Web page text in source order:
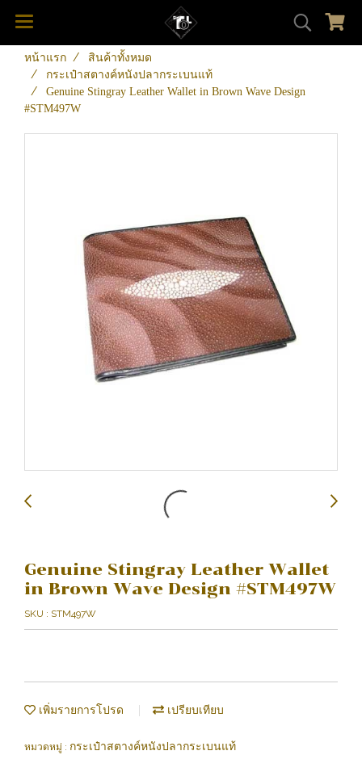
หน้าแรก
สินค้าทั้งหมด
กระเป๋าสตางค์หนังปลากระเบนแท้
Genuine Stingray Leather Wallet in Brown Wave Design
#STM497W
Genuine Stingray Leather Wallet
in Brown Wave Design #STM497W
SKU : STM497W
เพิ่มรายการโปรด เปรียบเทียบ
หมวดหมู่ : กระเป๋าสตางค์หนังปลากระเบนแท้